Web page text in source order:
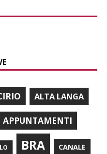
ALTA LANGA
APPUNTAMENTI
BRA CANALE